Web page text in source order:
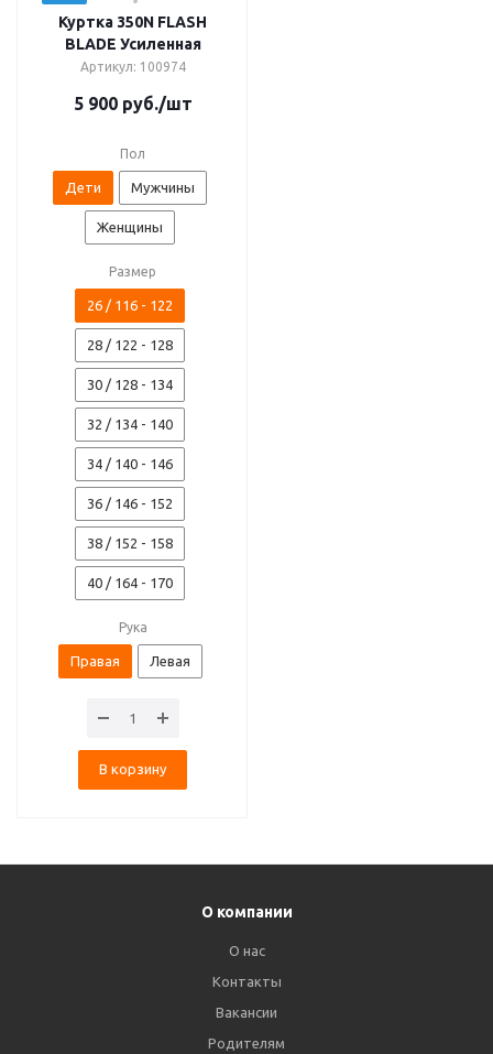
Куртка 350N FLASH
BLADE Усиленная
Артикул: 100974
5 900руб./шт
Пол
Дети Мужчины
Женщины
Размер
26 / 116 - 122
28 / 122 - 128
30 / 128 - 134
32 / 134 - 140
34 / 140 - 146
36 / 146 - 152
38 / 152 - 158
40 / 164 - 170
Рука
Правая Левая
В корзину
О компании
О нас
Контакты
Вакансии
Родителям